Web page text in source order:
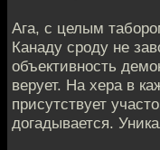
Ага, с целым
Канаду сроду не
объективность
верует. На хера в
присутствует
догадывается.